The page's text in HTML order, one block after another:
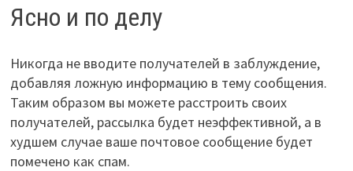
Ясно и по делу
Никогда не вводите получателей в заблуждение,
добавляя ложную информацию в тему сообщения.
Таким образом вы можете расстроить своих
получателей, рассылка будет неэффективной, а в
худшем случае ваше почтовое сообщение будет
помечено как спам.